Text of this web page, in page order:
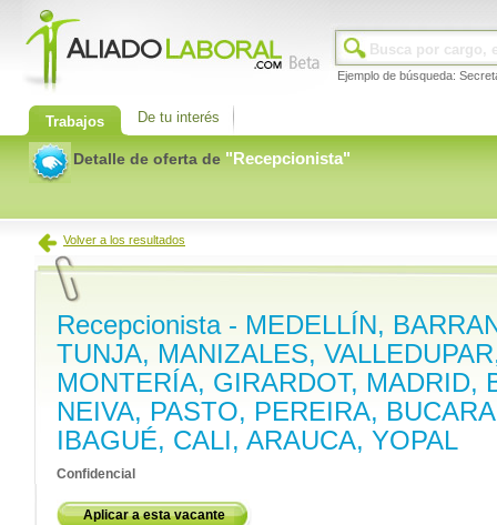
Ejemplo de búsqueda:
Trabajos De tu interés
Detalle de oferta de "Recepcionista"
Volver a los resultados
Recepcionista - MEDELLÍN,
TUNJA, MANIZALES,
MONTERÍA, GIRARDOT, MADRID,
NEIVA, PASTO, PEREIRA,
IBAGUÉ, CALI, ARAUCA, YOPAL
Confidencial
Aplicar a esta vacante